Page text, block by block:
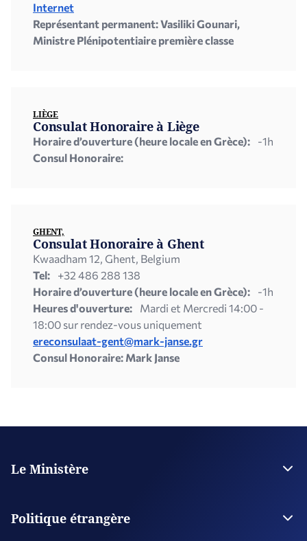
Internet
Représentant permanent: Vasiliki Gounari,
Ministre Plénipotentiaire première classe
LIÈGE
Consulat Honoraire à Liège
Horaire d’ouverture (heure locale en Grèce):
-1h
Consul Honoraire:
GHENT,
Consulat Honoraire à Ghent
Kwaadham 12, Ghent, Belgium
Tel:
+32 486 288 138
Horaire d’ouverture (heure locale en Grèce):
-1h
Heures d'ouverture:
Mardi et Mercredi 14:00 -
18:00 sur rendez-vous uniquement
ereconsulaat-gent@mark-janse.gr
Consul Honoraire: Mark Janse
Le Ministère
Plan stratégique
Organisations supervisées
Politique étrangère